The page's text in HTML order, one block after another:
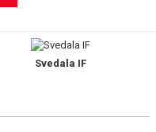
Svedala IF